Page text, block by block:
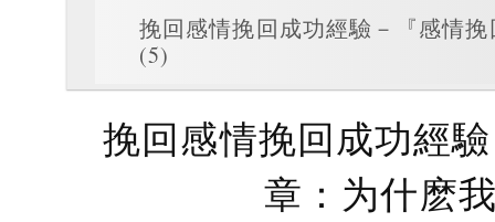
挽回感情挽回成功經驗－『感情
(5)
挽回感情挽回成功經
章：为什麽